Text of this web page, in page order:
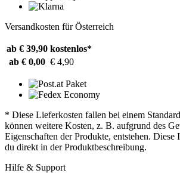
Versandkosten für Österreich
ab € 39,90 kostenlos*
ab € 0,00 € 4,90
* Diese Lieferkosten fallen bei einem
können weitere Kosten, z. B. aufgrund des
Eigenschaften der Produkte, entstehen. Diese
du direkt in der Produktbeschreibung.
Hilfe & Support